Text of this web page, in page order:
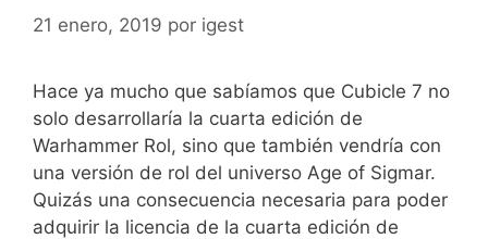
21 enero, 2019 por igest
Hace ya mucho que sabíamos que Cubicle 7 no
solo desarrollaría la cuarta edición de
Warhammer Rol, sino que también vendría con
una versión de rol del universo Age of Sigmar.
Quizás una consecuencia necesaria para poder
adquirir la licencia de la cuarta edición de